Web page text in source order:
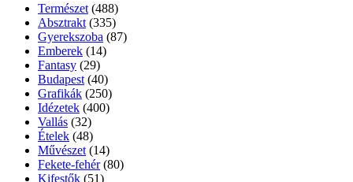
Természet (488)
Absztrakt (335)
Gyerekszoba (87)
Emberek (14)
Fantasy (29)
Budapest (40)
Grafikák (250)
Idézetek (400)
Vallás (32)
Ételek (48)
Művészet (14)
Fekete-fehér (80)
Kifestők (51)